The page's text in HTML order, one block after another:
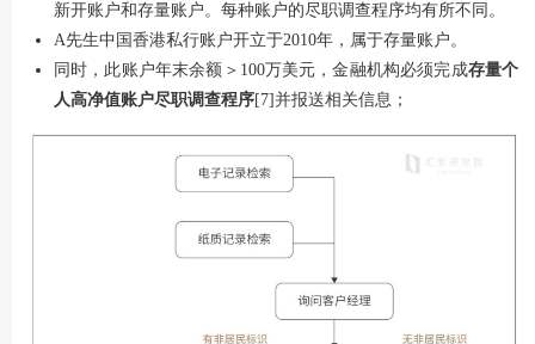
新开账户和存量账户。每种账户的尽职调查程序均有所不同。
A先生中国香港私行账户开立于2010年，属于存量账户。
同时，此账户年末余额＞100万美元，金融机构必须完成存量个
人高净值账户尽职调查程序[7]并报送相关信息；